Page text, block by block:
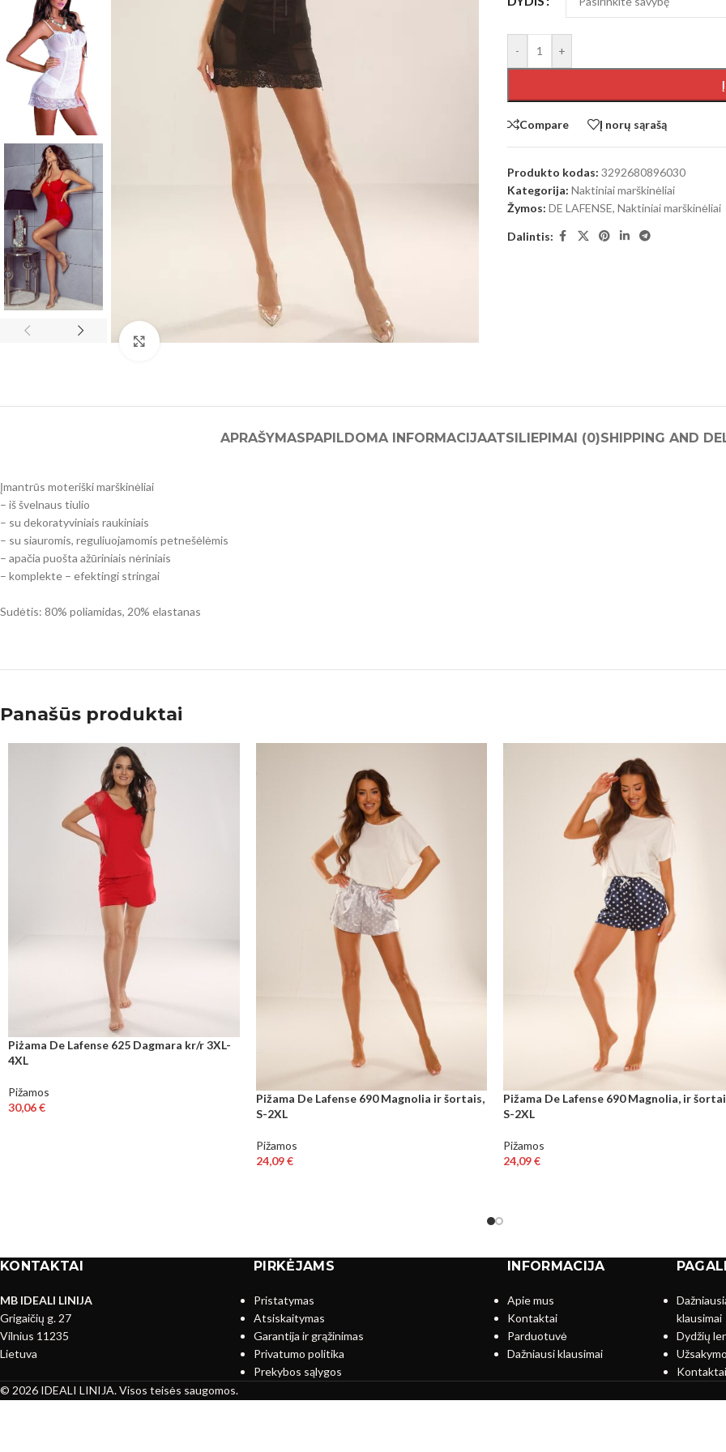
Click to enlarge
- +
Compare Į norų sąrašą
Produkto kodas: 3292680896030
Kategorija: Naktiniai marškinėliai
Žymos: DE LAFENSE, Naktiniai marškinėliai
Dalintis:
APRAŠYMAS PAPILDOMA INFORMACIJAATSILIEPIMAI (0)SHIPPING AND
Įmantrūs moteriški marškinėliai
– iš švelnaus tiulio
– su dekoratyviniais raukiniais
– su siauromis, reguliuojamomis petnešėlėmis
– apačia puošta ažūriniais nėriniais
– komplekte – efektingi stringai
Sudėtis: 80% poliamidas, 20% elastanas
Panašūs produktai
Piżama De Lafense 625 Dagmara kr/r 3XL-
4XL
Pižamos
30,06€
Pižama De Lafense 690 Magnolia ir šortais,
S-2XL
Pižamos
24,09€
Pižama De Lafense 690 Magnolia, ir
S-2XL
Pižamos
24,09€
KONTAKTAI
MB IDEALI LINIJA
Grigaičių g. 27
Vilnius 11235
Lietuva
PIRKĖJAMS
Pristatymas
Atsiskaitymas
Garantija ir grąžinimas
Privatumo politika
Prekybos sąlygos
INFORMACIJA
Apie mus
Kontaktai
Parduotuvė
Dažniausi klausimai
klausimai
Dydžių
Kontaktai
© 2026 IDEALI LINIJA. Visos teisės saugomos.